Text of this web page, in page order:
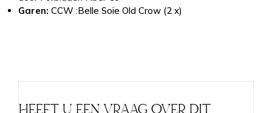
Garen: CCW :Belle Soie Old Crow (2 x)
HEEFT U EEN VRAAG OVER DIT